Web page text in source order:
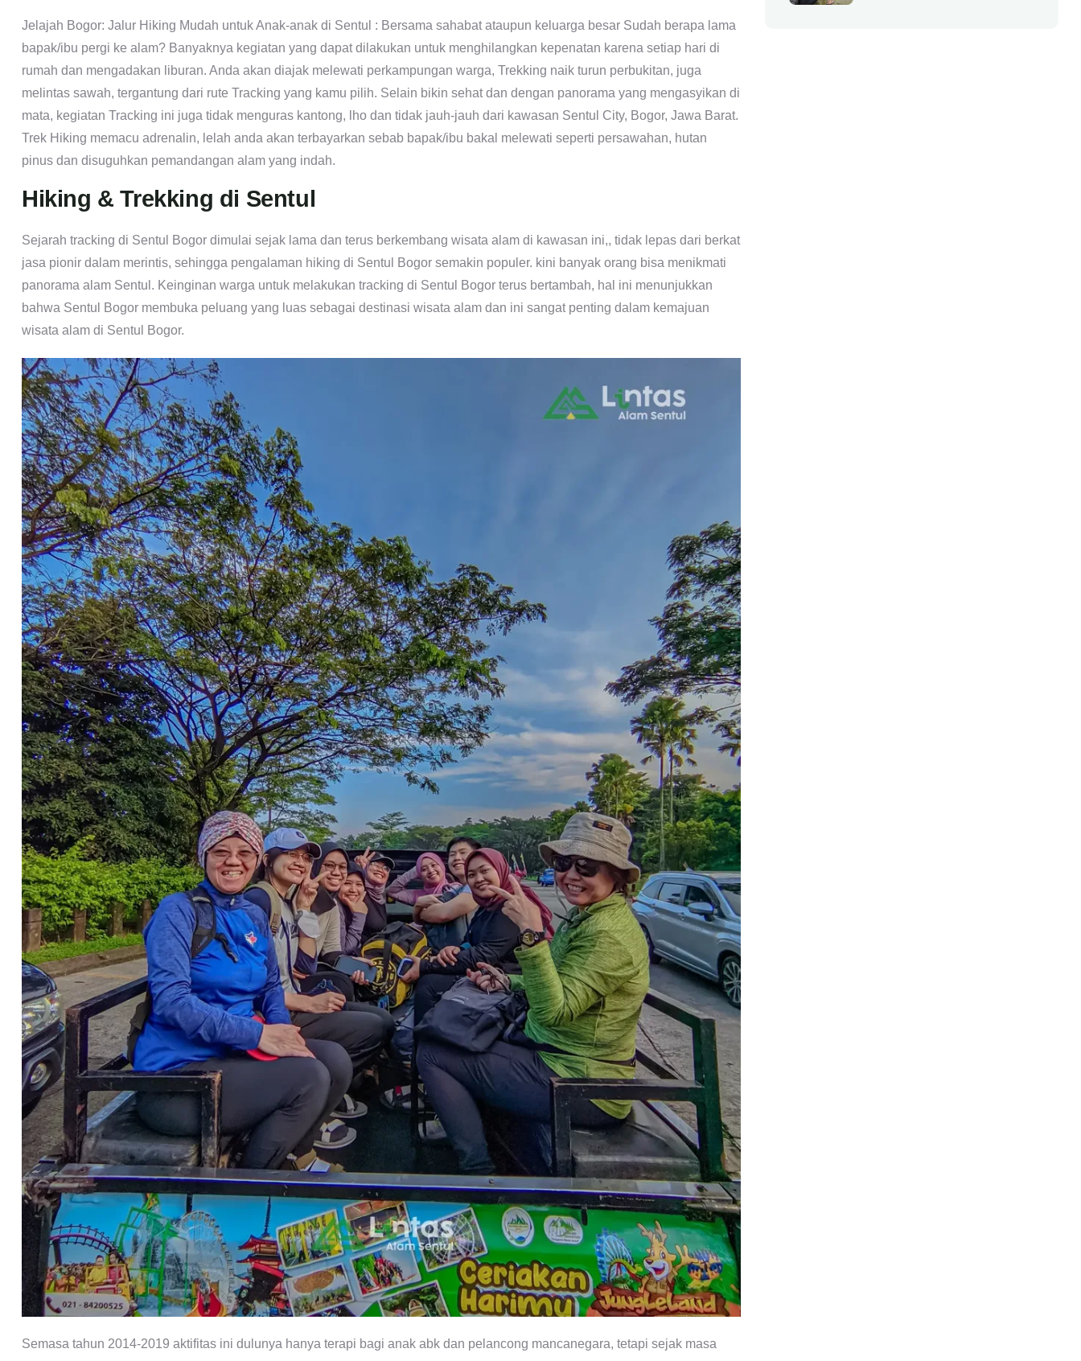
Jelajah Bogor: Jalur Hiking Mudah untuk Anak-anak di Sentul : Bersama sahabat ataupun keluarga besar Sudah berapa lama
bapak/ibu pergi ke alam? Banyaknya kegiatan yang dapat dilakukan untuk menghilangkan kepenatan karena setiap hari di
rumah dan mengadakan liburan. Anda akan diajak melewati perkampungan warga, Trekking naik turun perbukitan, juga
melintas sawah, tergantung dari rute Tracking yang kamu pilih. Selain bikin sehat dan dengan panorama yang mengasyikan di
mata, kegiatan Tracking ini juga tidak menguras kantong, lho dan tidak jauh-jauh dari kawasan Sentul City, Bogor, Jawa Barat.
Trek Hiking memacu adrenalin, lelah anda akan terbayarkan sebab bapak/ibu bakal melewati seperti persawahan, hutan
pinus dan disuguhkan pemandangan alam yang indah.
Hiking & Trekking di Sentul
Sejarah tracking di Sentul Bogor dimulai sejak lama dan terus berkembang wisata alam di kawasan ini,, tidak lepas dari berkat
jasa pionir dalam merintis, sehingga pengalaman hiking di Sentul Bogor semakin populer. kini banyak orang bisa menikmati
panorama alam Sentul. Keinginan warga untuk melakukan tracking di Sentul Bogor terus bertambah, hal ini menunjukkan
bahwa Sentul Bogor membuka peluang yang luas sebagai destinasi wisata alam dan ini sangat penting dalam kemajuan
wisata alam di Sentul Bogor.
Semasa tahun 2014-2019 aktifitas ini dulunya hanya terapi bagi anak abk dan pelancong mancanegara, tetapi sejak masa